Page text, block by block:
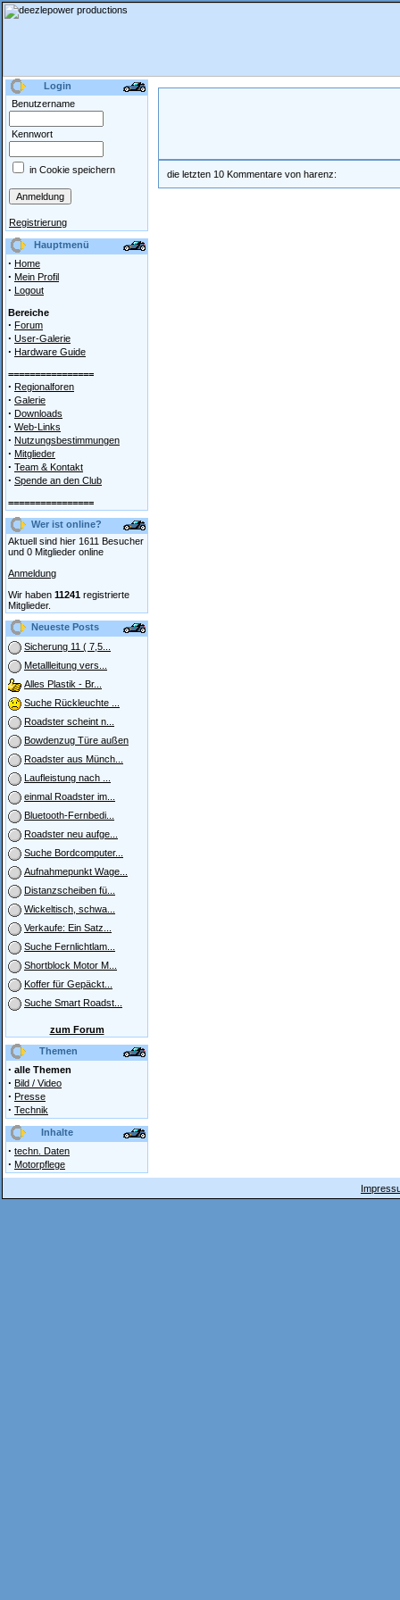
Login
Benutzername
Kennwort
in Cookie speichern
Registrierung
Hauptmenü
· Home
· Mein Profil
· Logout
Bereiche
· Forum
· User-Galerie
· Hardware Guide
================
· Regionalforen
· Galerie
· Downloads
· Web-Links
· Nutzungsbestimmungen
· Mitglieder
· Team & Kontakt
· Spende an den Club
================
Wer ist online?
Aktuell sind hier 1611 Besucher
und 0 Mitglieder online
Anmeldung
Wir haben 11241 registrierte
Mitglieder.
Neueste Posts
Sicherung 11 ( 7,5...
Metallleitung vers...
Alles Plastik - Br...
Suche Rückleuchte ...
Roadster scheint n...
Bowdenzug Türe außen
Roadster aus Münch...
Laufleistung nach ...
einmal Roadster im...
Bluetooth-Fernbedi...
Roadster neu aufge...
Suche Bordcomputer...
Aufnahmepunkt Wage...
Distanzscheiben fü...
Wickeltisch, schwa...
Verkaufe: Ein Satz...
Suche Fernlichtlam...
Shortblock Motor M...
Koffer für Gepäckt...
Suche Smart Roadst...
zum Forum
Themen
· alle Themen
· Bild / Video
· Presse
· Technik
Inhalte
· techn. Daten
· Motorpflege
die letzten 10 Kommentare von harenz: